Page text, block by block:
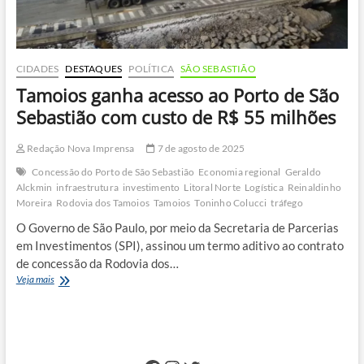
CIDADES DESTAQUES POLÍTICA SÃO SEBASTIÃO
Tamoios ganha acesso ao Porto de São
Sebastião com custo de R$ 55 milhões
Redação Nova Imprensa
7 de agosto de 2025
Concessão do Porto de São Sebastião Economia regional Geraldo
Alckmin infraestrutura investimento Litoral Norte Logística Reinaldinho
Moreira Rodovia dos Tamoios Tamoios Toninho Colucci tráfego
O Governo de São Paulo, por meio da Secretaria de Parcerias
em Investimentos (SPI), assinou um termo aditivo ao contrato
de concessão da Rodovia dos…
Veja maisTamoios